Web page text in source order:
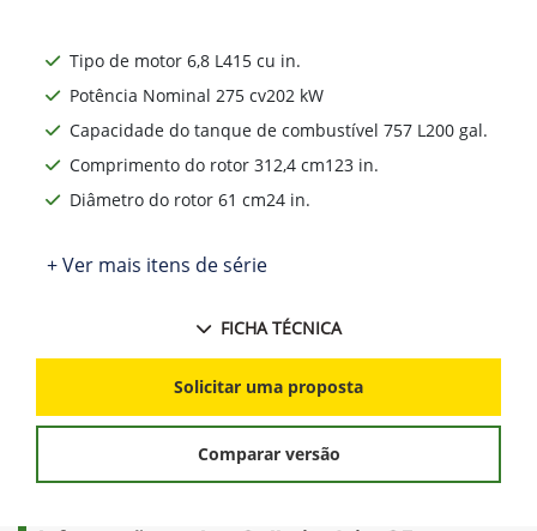
Tipo de motor 6,8 L415 cu in.
Potência Nominal 275 cv202 kW
Capacidade do tanque de combustível 757 L200 gal.
Comprimento do rotor 312,4 cm123 in.
Diâmetro do rotor 61 cm24 in.
+ Ver mais itens de série
FICHA TÉCNICA
Solicitar uma proposta
Comparar versão